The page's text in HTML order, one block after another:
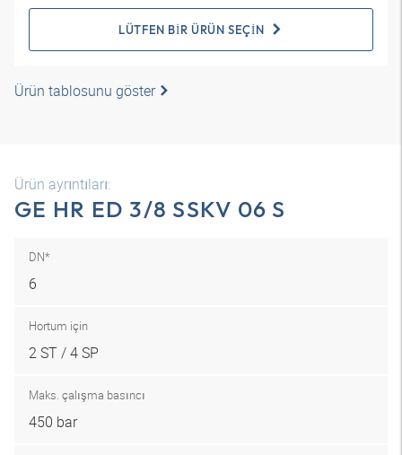
LÜTFEN BIR ÜRÜN SEÇIN
Ürün tablosunu göster
Ürün ayrıntıları:
GE HR ED 3/8 SSKV 06 S
DN*
6
Hortum için
2 ST / 4 SP
Maks. çalışma basıncı
450 bar